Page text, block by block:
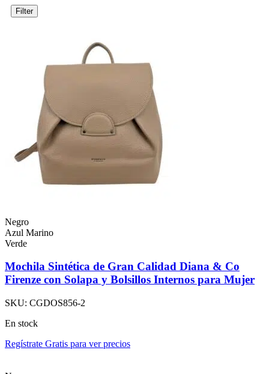
Filter
Negro
Azul Marino
Verde
Mochila Sintética de Gran Calidad Diana & Co
Firenze con Solapa y Bolsillos Internos para Mujer
SKU: CGDOS856-2
En stock
Regístrate Gratis para ver precios